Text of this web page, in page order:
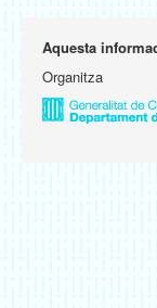
Aquesta
Organitza